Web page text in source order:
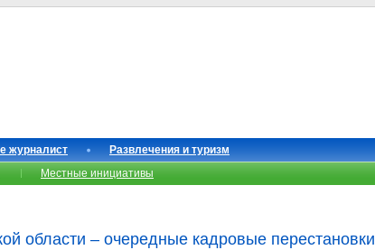
журналист
Развлечения и туризм
Местные инициативы
области – очередные кадровые перестановки